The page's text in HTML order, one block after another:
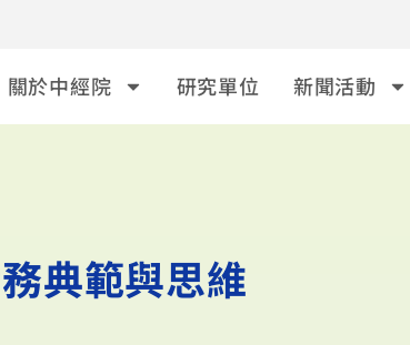
關於中經院 研究單位 新聞活動
典範與思維